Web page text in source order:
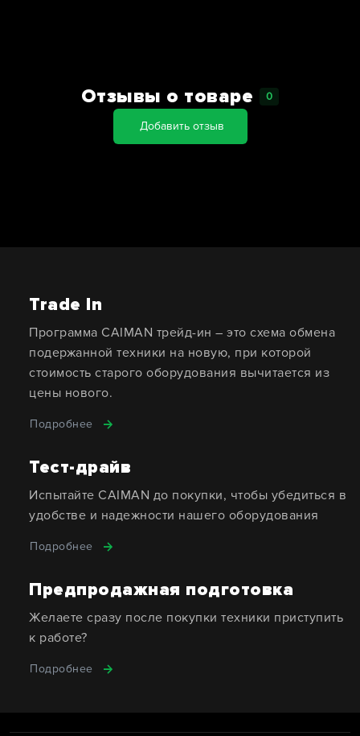
Отзывы о товаре 0
Добавить отзыв
Trade In
Программа CAIMAN трейд-ин – это схема обмена
подержанной техники на новую, при которой
стоимость старого оборудования вычитается из
цены нового.
Подробнее
Тест-драйв
Испытайте CAIMAN до покупки, чтобы убедиться в
удобстве и надежности нашего оборудования
Подробнее
Предпродажная подготовка
Желаете сразу после покупки техники приступить
к работе?
Подробнее